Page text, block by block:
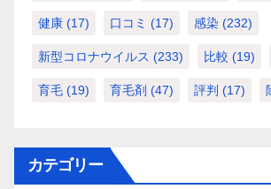
健康 (17) 口コミ (17) 感染 (232)
新型コロナウイルス (233) 比較 (19)
育毛 (19) 育毛剤 (47) 評判 (17)
カテゴリー